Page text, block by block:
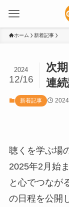
ホーム 新着記事
次
連
2024
12/16
新着記事
聴くを学ぶ場
2025年2月始
と心でつなが
の日程を公開